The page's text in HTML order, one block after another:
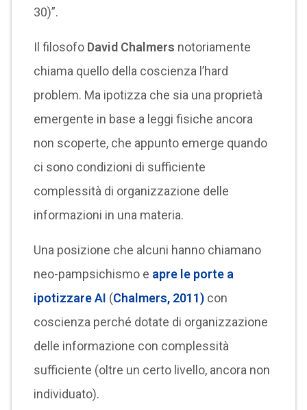
30)”.
Il filosofo David Chalmers notoriamente
chiama quello della coscienza l’hard
problem. Ma ipotizza che sia una proprietà
emergente in base a leggi fisiche ancora
non scoperte, che appunto emerge quando
ci sono condizioni di sufficiente
complessità di organizzazione delle
informazioni in una materia.
Una posizione che alcuni hanno chiamano
neo-pampsichismo e apre le porte a
ipotizzare AI (Chalmers, 2011)con
coscienza perché dotate di organizzazione
delle informazione con complessità
sufficiente (oltre un certo livello, ancora non
individuato).